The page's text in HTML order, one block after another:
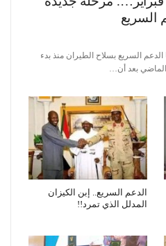
السريع
السريع بسلاح الطيران منذ بدء
بعد أن…
الدعم السريع.. إبن الكيزان
المدلل الذي تمرد!!